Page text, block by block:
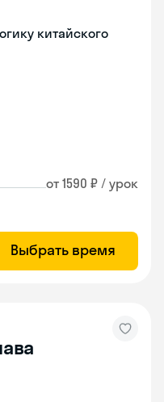
китайского
от 1590 ₽ / урок
Выбрать время